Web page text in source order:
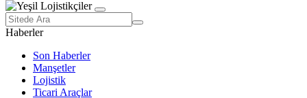
Haberler
Son Haberler
Manşetler
Lojistik
Ticari Araçlar